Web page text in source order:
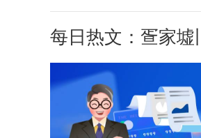
每日热文：疍家